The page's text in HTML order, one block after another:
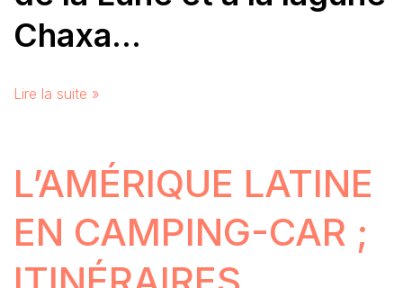
Chaxa…
Lire la suite »
L’AMÉRIQUE LATINE
EN CAMPING-CAR ;